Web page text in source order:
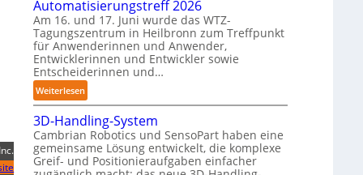
o
b
o
t
n
d
i
g
e
P
o
l
y
m
e
Automatisierungstreff 2026
Am 16. und 17. Juni wurde das WTZ-
Tagungszentrum in Heilbronn zum Treffpunkt
für Anwenderinnen und Anwender,
Entwicklerinnen und Entwickler sowie
Entscheiderinnen und…
Weiterlesen:
A
u
t
o
m
3D-Handling-System
Cambrian Robotics und SensoPart haben eine
gemeinsame Lösung entwickelt, die komplexe
Greif- und Positionieraufgaben einfacher